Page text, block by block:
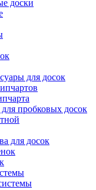
доски
для досок
пробковых досок
для досок